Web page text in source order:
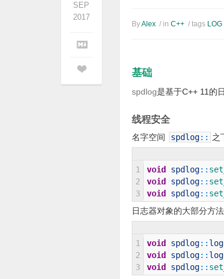
SEP
2017
ByAlex / in C++ / tags LOG
基础
spdlog是基于C++ 11的
线程安全
名字空间 spdlog:: 之
1
2
3
void spdlog::
void
spdlog::
void
spdlog::
日志器对象的大部分方
1
2
3
void spdlog::
void
spdlog::
void
spdlog::